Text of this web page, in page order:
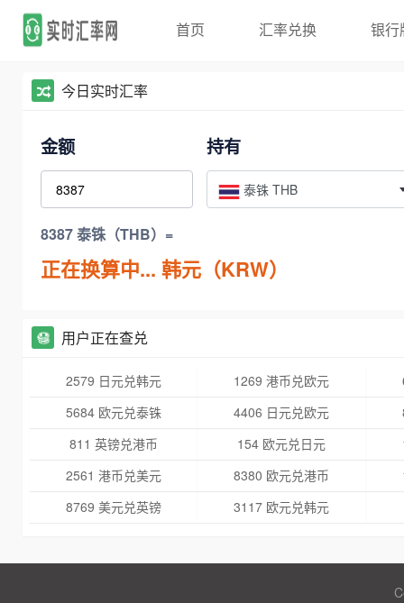
首页 汇率兑换 银行
今日实时汇率
金额 持有
泰铢 THB
8387 泰铢（THB）=
正在换算中... 韩元（KRW）
用户正在查兑
2579 日元兑韩元 1269 港币兑欧元
5684 欧元兑泰铢
4406 日元兑欧元
811 英镑兑港币
154 欧元兑日元
2561 港币兑美元
8380 欧元兑港币
8769 美元兑英镑
3117 欧元兑韩元